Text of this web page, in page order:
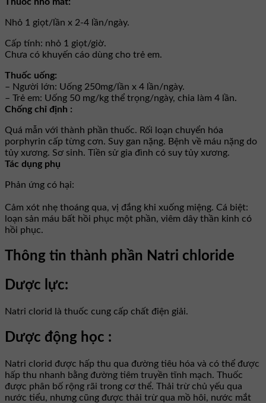
Thuốc nhỏ mắt:
Nhỏ 1 giọt/lần x 2-4 lần/ngày.
Cấp tính: nhỏ 1 giọt/giờ.
Chưa có khuyến cáo dùng cho trẻ em.
Thuốc uống:
– Người lớn: Uống 250mg/lần x 4 lần/ngày.
– Trẻ em: Uống 50 mg/kg thể trọng/ngày, chia làm 4 lần.
Chống chỉ định :
Quá mẫn với thành phần thuốc. Rối loạn chuyển hóa
porphyrin cấp từng cơn. Suy gan nặng. Bệnh về máu nặng do
tủy xương. Sơ sinh. Tiền sử gia đình có suy tủy xương.
Tác dụng phụ
Phản ứng có hại:
Cảm xót nhẹ thoáng qua, vị đắng khi xuống miệng. Cá biệt:
loạn sản máu bất hồi phục một phần, viêm dây thần kinh có
hồi phục.
Thông tin thành phần Natri chloride
Dược lực:
Natri clorid là thuốc cung cấp chất điện giải.
Dược động học :
Natri clorid được hấp thu qua đường tiêu hóa và có thể được
hấp thu nhanh bằng đường tiêm truyền tĩnh mạch. Thuốc
được phân bố rộng rãi trong cơ thể. Thải trừ chủ yếu qua
nước tiểu, nhưng cũng được thải trừ qua mồ hôi, nước mắt